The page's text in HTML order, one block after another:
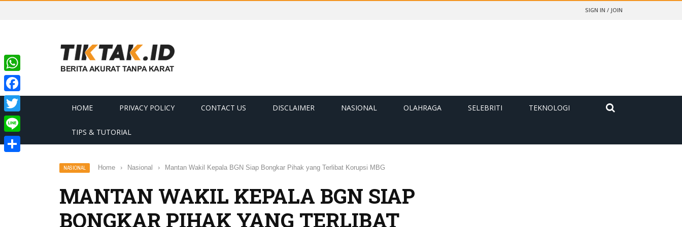
SIGN IN / JOIN
HOME PRIVACY POLICY CONTACT US DISCLAIMER NASIONAL OLAHRAGA SELEBRITI TEKNOLOGI
TIPS & TUTORIAL
NASIONAL Home › Nasional › Mantan Wakil Kepala BGN Siap Bongkar Pihak yang Terlibat Korupsi MBG
MANTAN WAKIL KEPALA BGN SIAP
BONGKAR PIHAK YANG TERLIBAT
WhatsApp
Facebook
Twitter
Line